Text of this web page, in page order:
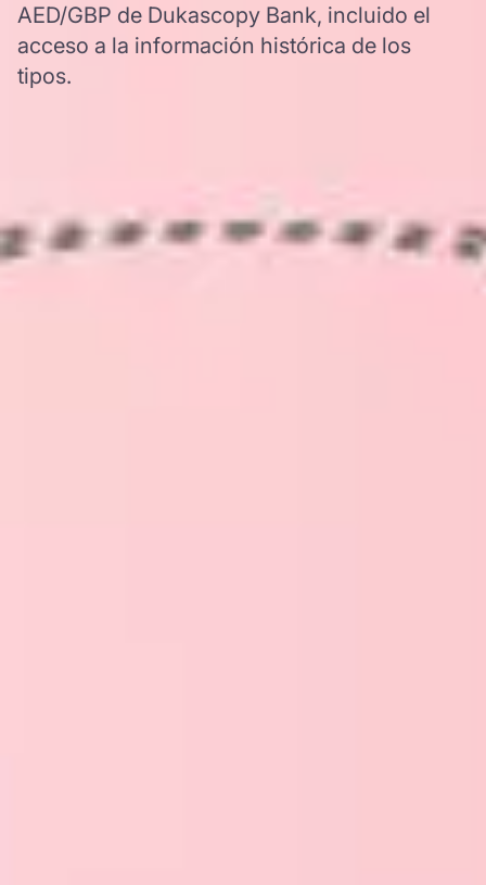
AED/GBP de Dukascopy Bank, incluido el
acceso a la información histórica de los
tipos.